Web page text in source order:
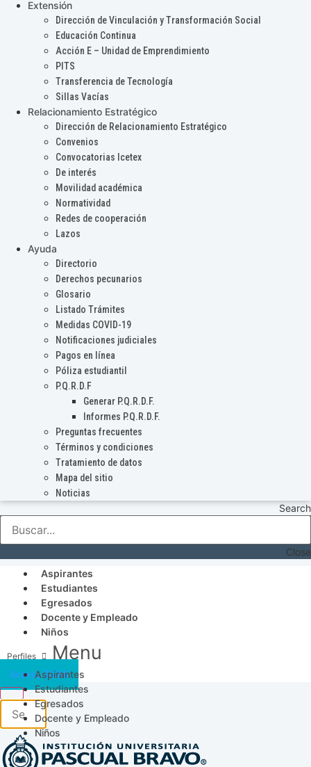
Extensión
Dirección de Vinculación y Transformación Social
Educación Continua
Acción E – Unidad de Emprendimiento
PITS
Transferencia de Tecnología
Sillas Vacías
Relacionamiento Estratégico
Dirección de Relacionamiento Estratégico
Convenios
Convocatorias Icetex
De interés
Movilidad académica
Normatividad
Redes de cooperación
Lazos
Ayuda
Directorio
Derechos pecunarios
Glosario
Listado Trámites
Medidas COVID-19
Notificaciones judiciales
Pagos en línea
Póliza estudiantil
P.Q.R.D.F
Generar P.Q.R.D.F.
Informes P.Q.R.D.F.
Preguntas frecuentes
Términos y condiciones
Tratamiento de datos
Mapa del sitio
Noticias
Search
Close
Aspirantes
Estudiantes
Egresados
Docente y Empleado
Niños
Menu
Aspirantes
Estudiantes
Egresados
Docente y Empleado
Niños
Acceso SICAU